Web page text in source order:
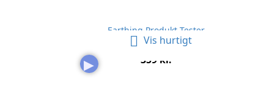
▶
Earthing Produkt Tester
Pris
359 kr.
 Vis hurtigt